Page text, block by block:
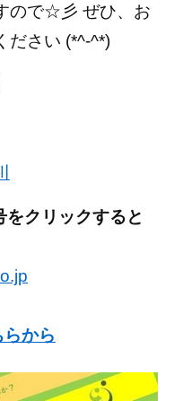
ので☆彡 ぜひ、お
ださい (*^-^*)
をクリックすると
から